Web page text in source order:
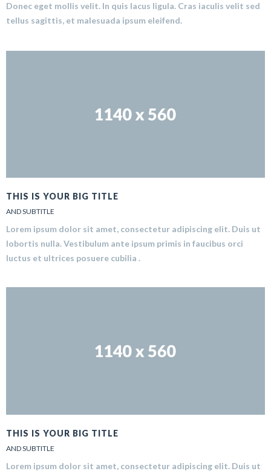
Donec eget mollis velit. In quis lacus ligula. Cras iaculis velit sed
tellus sagittis, et malesuada ipsum eleifend.
THIS IS YOUR BIG TITLE
AND SUBTITLE
Lorem ipsum dolor sit amet, consectetur adipiscing elit. Duis ut
lobortis nulla. Vestibulum ante ipsum primis in faucibus orci
luctus et ultrices posuere cubilia .
THIS IS YOUR BIG TITLE
AND SUBTITLE
Lorem ipsum dolor sit amet, consectetur adipiscing elit. Duis ut